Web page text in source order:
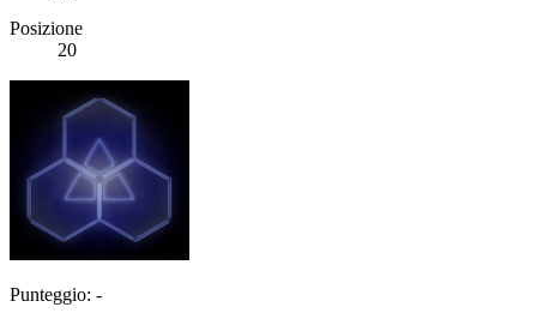
Posizione
20
Punteggio: -